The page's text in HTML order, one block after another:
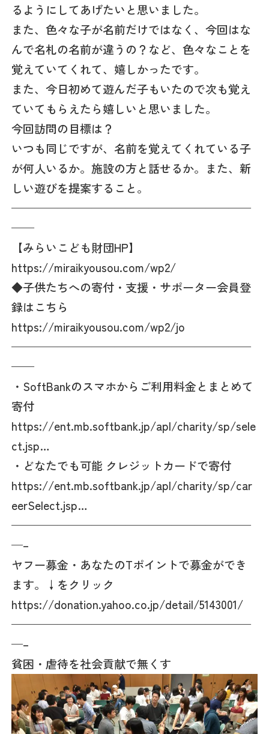
るようにしてあげたいと思いました。
また、色々な子が名前だけではなく、今回はな
んで名札の名前が違うの？など、色々なことを
覚えていてくれて、嬉しかったです。
また、今日初めて遊んだ子もいたので次も覚え
ていてもらえたら嬉しいと思いました。
今回訪問の目標は？
いつも同じですが、名前を覚えてくれている子
が何人いるか。施設の方と話せるか。また、新
しい遊びを提案すること。
—————————————————————
——
【みらいこども財団HP】
https://miraikyousou.com/wp2/
◆子供たちへの寄付・支援・サポーター会員登
録はこちら
https://miraikyousou.com/wp2/jo
—————————————————————
——
・SoftBankのスマホからご利用料金とまとめて
寄付
https://ent.mb.softbank.jp/apl/charity/sp/sele
ct.jsp…
・どなたでも可能 クレジットカードで寄付
https://ent.mb.softbank.jp/apl/charity/sp/car
eerSelect.jsp…
—————————————————————
—–
ヤフー募金・あなたのTポイントで募金ができ
ます。↓をクリック
https://donation.yahoo.co.jp/detail/5143001/
—————————————————————
—–
貧困・虐待を社会貢献で無くす